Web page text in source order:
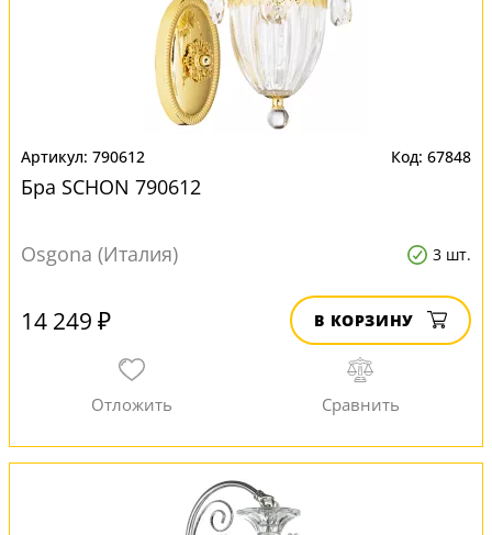
790612 67848
Бра SCHON 790612
Osgona (Италия) 3 шт.
14 249 ₽ В КОРЗИНУ